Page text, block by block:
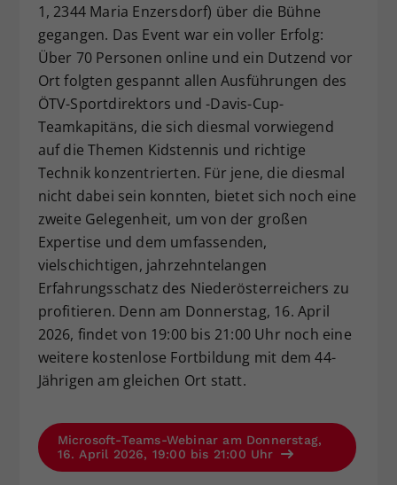
1, 2344 Maria Enzersdorf) über die Bühne
gegangen. Das Event war ein voller Erfolg:
Über 70 Personen online und ein Dutzend vor
Ort folgten gespannt allen Ausführungen des
ÖTV-Sportdirektors und -Davis-Cup-
Teamkapitäns, die sich diesmal vorwiegend
auf die Themen Kidstennis und richtige
Technik konzentrierten. Für jene, die diesmal
nicht dabei sein konnten, bietet sich noch eine
zweite Gelegenheit, um von der großen
Expertise und dem umfassenden,
vielschichtigen, jahrzehntelangen
Erfahrungsschatz des Niederösterreichers zu
profitieren. Denn am Donnerstag, 16. April
2026, findet von 19:00 bis 21:00 Uhr noch eine
weitere kostenlose Fortbildung mit dem 44-
Jährigen am gleichen Ort statt.
Microsoft-Teams-Webinar am Donnerstag,
16. April 2026, 19:00 bis 21:00 Uhr
Zweck
Dieser Wert speichert Ihre Consent-
Einstellungen. Unter anderem eine
zufällig generierte ID, für die
historische Speicherung Ihrer
vorgenommen Einstellungen, falls der
Webseiten-Betreiber dies eingestellt
hat.